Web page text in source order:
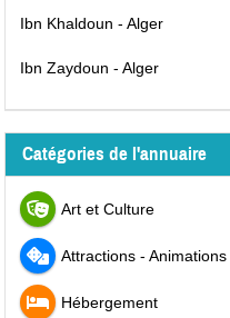
Ibn Khaldoun - Alger
Ibn Zaydoun - Alger
Catégories de l'annuaire
Art et Culture
Attractions - Animations
Hébergement